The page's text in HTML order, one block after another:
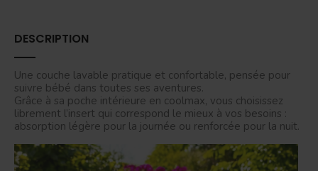
DESCRIPTION
Une couche lavable pratique et confortable, pensée pour
suivre bébé dans toutes ses aventures.
Grâce à sa poche intérieure en coolmax, vous choisissez
librement l’insert qui correspond le mieux à vos besoins :
absorption légère pour la journée ou renforcée pour la nuit.